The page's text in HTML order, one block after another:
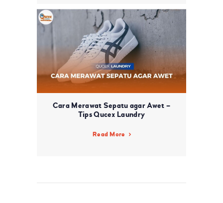
Cara Merawat Sepatu agar Awet –
Tips Qucex Laundry
Read More